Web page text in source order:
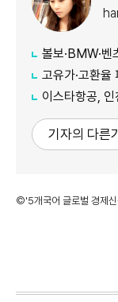
볼보·BMW·벤
고유가·고환율
이스타항공,
기자의 다른
©'5개국어 글로벌 경제신